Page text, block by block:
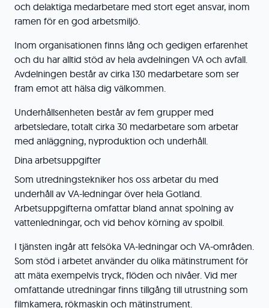
och delaktiga medarbetare med stort eget ansvar, inom
ramen för en god arbetsmiljö.
Inom organisationen finns lång och gedigen erfarenhet
och du har alltid stöd av hela avdelningen VA och avfall.
Avdelningen består av cirka 130 medarbetare som ser
fram emot att hälsa dig välkommen.
Underhållsenheten består av fem grupper med
arbetsledare, totalt cirka 30 medarbetare som arbetar
med anläggning, nyproduktion och underhåll.
Dina arbetsuppgifter
Som utredningstekniker hos oss arbetar du med
underhåll av VA-ledningar över hela Gotland.
Arbetsuppgifterna omfattar bland annat spolning av
vattenledningar, och vid behov körning av spolbil.
I tjänsten ingår att felsöka VA-ledningar och VA-områden.
Som stöd i arbetet använder du olika mätinstrument för
att mäta exempelvis tryck, flöden och nivåer. Vid mer
omfattande utredningar finns tillgång till utrustning som
filmkamera, rökmaskin och mätinstrument.